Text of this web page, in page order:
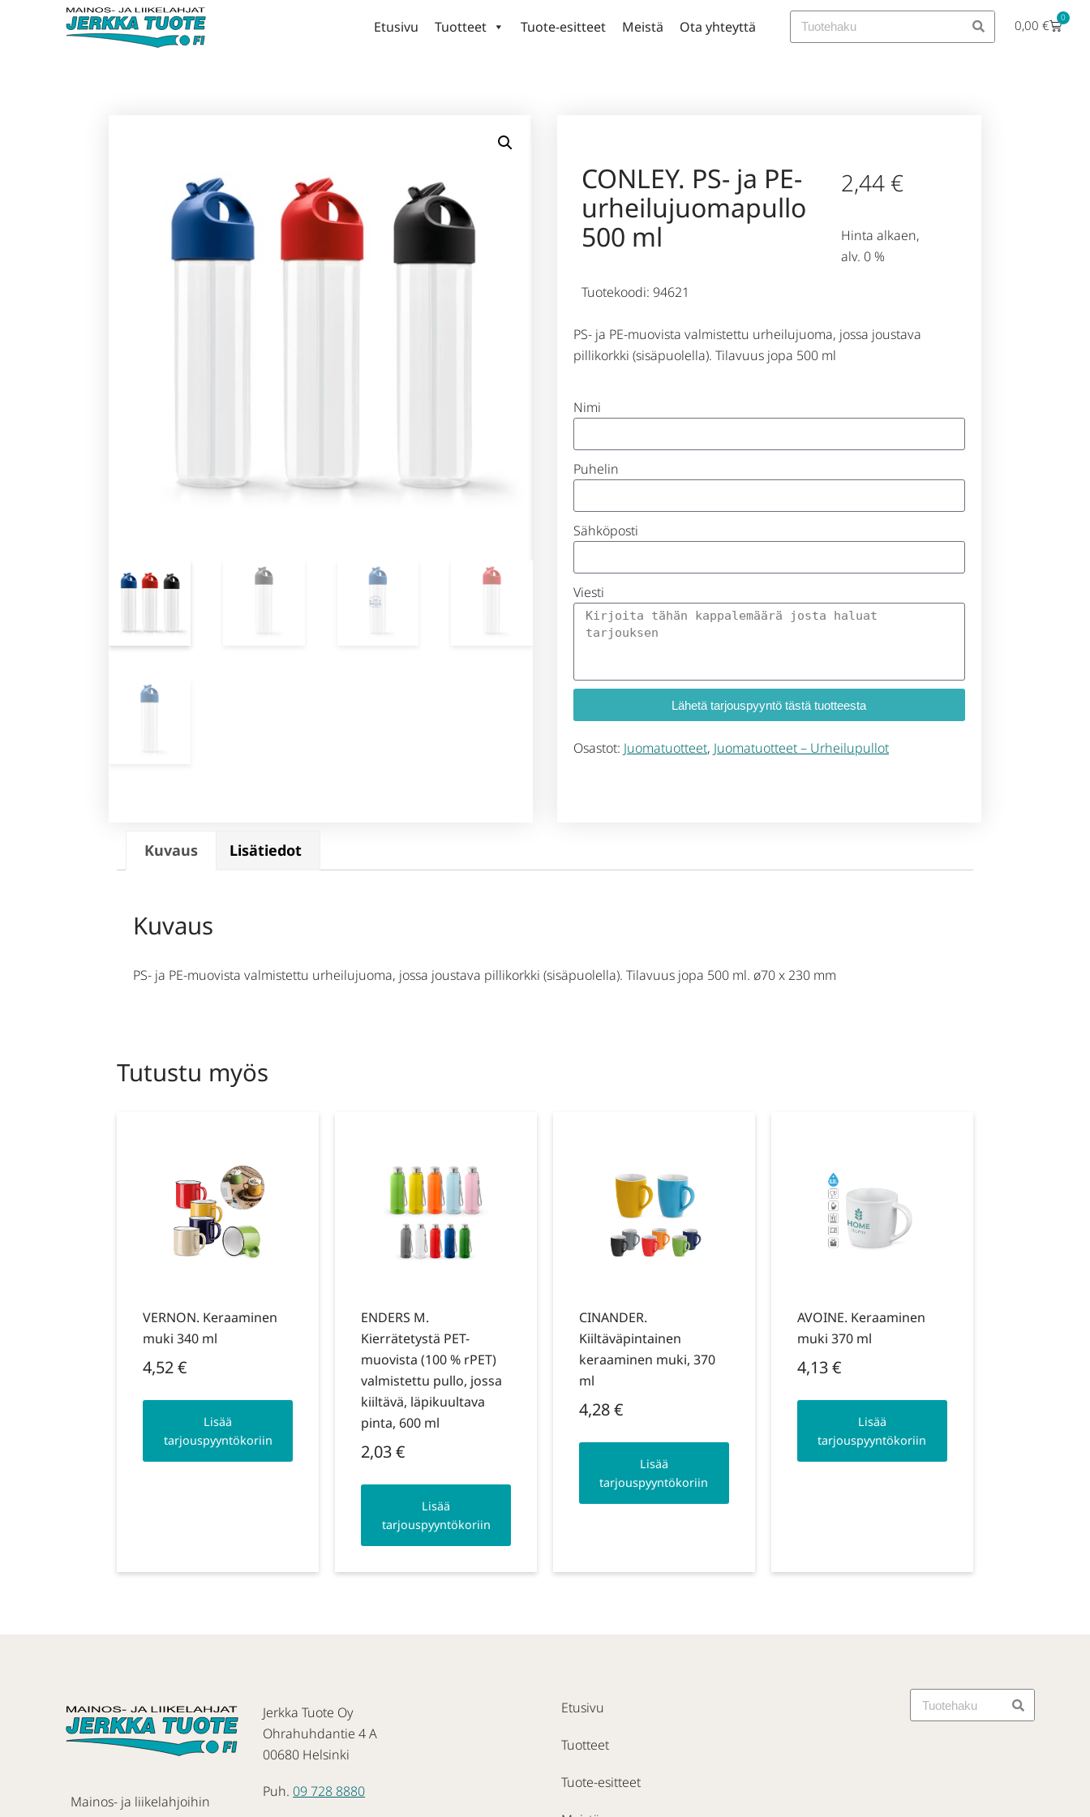
Etusivu Tuotteet Tuote-esitteet Meistä Ota yhteyttä 0,00€ 0
CONLEY. PS- ja PE-
urheilujuomapullo
500 ml
Tuotekoodi: 94621
2,44 €
Hinta alkaen,
alv. 0 %
PS- ja PE-muovista valmistettu urheilujuoma, jossa joustava
pillikorkki (sisäpuolella). Tilavuus jopa 500 ml
Nimi
Puhelin
Sähköposti
Viesti
Lähetä tarjouspyyntö tästä tuotteesta
Osastot: Juomatuotteet, Juomatuotteet – Urheilupullot
Kuvaus Lisätiedot
Kuvaus
PS- ja PE-muovista valmistettu urheilujuoma, jossa joustava pillikorkki (sisäpuolella). Tilavuus jopa 500 ml. ø70 x 230 mm
Tutustu myös
VERNON. Keraaminen
muki 340 ml
4,52€
Lisää
tarjouspyyntökoriin
ENDERS M.
Kierrätetystä PET-
muovista (100 % rPET)
valmistettu pullo, jossa
kiiltävä, läpikuultava
pinta, 600 ml
2,03€
Lisää
tarjouspyyntökoriin
CINANDER.
Kiiltäväpintainen
keraaminen muki, 370
ml
4,28€
Lisää
tarjouspyyntökoriin
AVOINE. Keraaminen
muki 370 ml
4,13€
Lisää
tarjouspyyntökoriin
Mainos- ja liikelahjoihin
Jerkka Tuote Oy
Ohrahuhdantie 4 A
00680 Helsinki
Puh. 09 728 8880
Etusivu
Tuotteet
Tuote-esitteet